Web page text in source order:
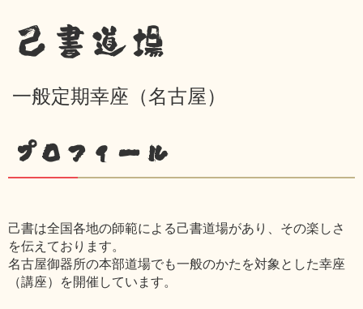
己書道場
一般定期幸座（名古屋）
プロフィール
己書は全国各地の師範による己書道場があり、その楽しさ
を伝えております。
名古屋御器所の本部道場でも一般のかたを対象とした幸座
（講座）を開催しています。